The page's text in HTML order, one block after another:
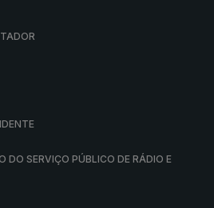
DO SERVIÇO PÚBLICO DE RÁDIO E